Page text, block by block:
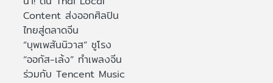
Content ส่งออกศิลปิน
ไทยสู่ตลาดจีน
“บุพเพสันนิวาส” ชูโรง
“ออกัส-เล้ง” ทำเพลงจีน
ร่วมกับ Tencent Music